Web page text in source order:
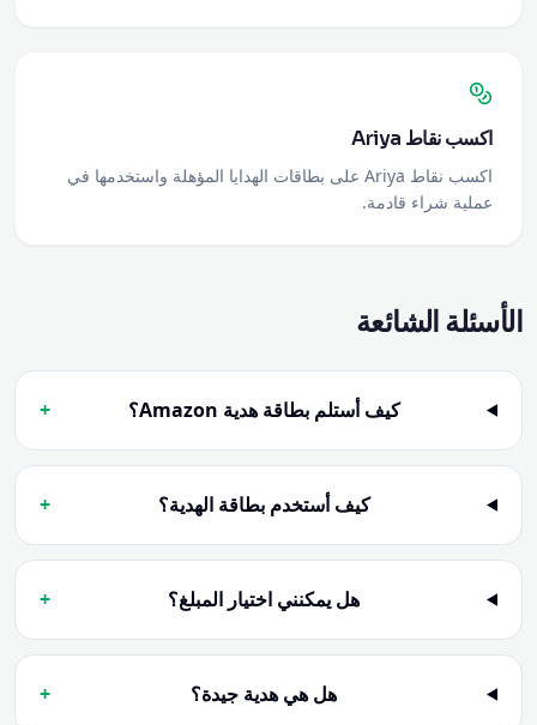
اكسب نقاط Ariya
اكسب نقاط Ariya على بطاقات الهدايا المؤهلة واستخدمها في
عملية شراء قادمة.
الأسئلة الشائعة
كيف أستلم بطاقة هدية Amazon؟ +
كيف أستخدم بطاقة الهدية؟ +
هل يمكنني اختيار المبلغ؟ +
هل هي هدية جيدة؟ +